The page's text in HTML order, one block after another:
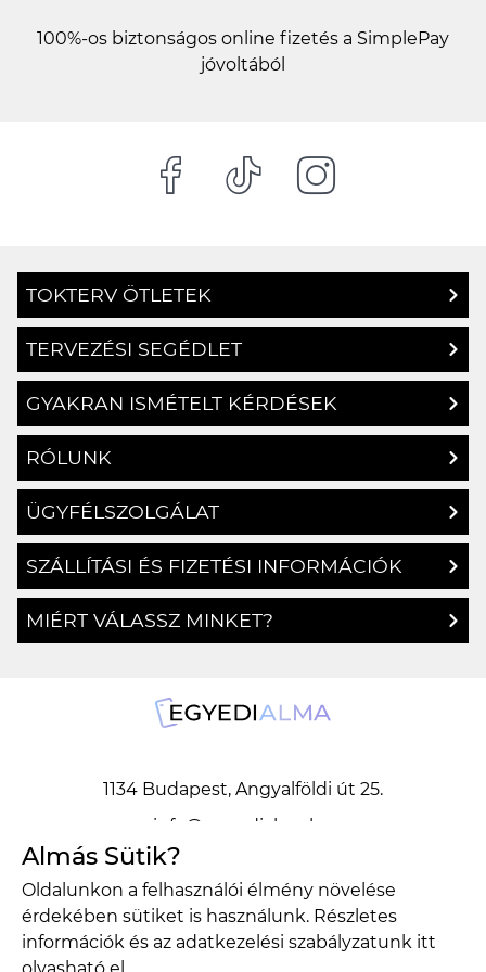
100%-os biztonságos online fizetés a SimplePay
jóvoltából
TOKTERV ÖTLETEK
TERVEZÉSI SEGÉDLET
GYAKRAN ISMÉTELT KÉRDÉSEK
RÓLUNK
ÜGYFÉLSZOLGÁLAT
SZÁLLÍTÁSI ÉS FIZETÉSI INFORMÁCIÓK
MIÉRT VÁLASSZ MINKET?
1134 Budapest, Angyalföldi út 25.
info@egyedialma.hu
1134 Budapest, Angyalföldi út 25.
info@egyedialma.hu
Almás Sütik?
Oldalunkon a felhasználói élmény növelése
érdekében sütiket is használunk. Részletes
információk és az adatkezelési szabályzatunk itt